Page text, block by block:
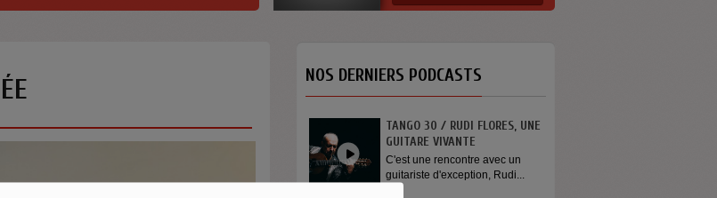
NOS DERNIERS PODCASTS
TANGO 30 / RUDI FLORES, UNE
GUITARE VIVANTE
C'est une rencontre avec un
guitariste d'exception, Rudi...